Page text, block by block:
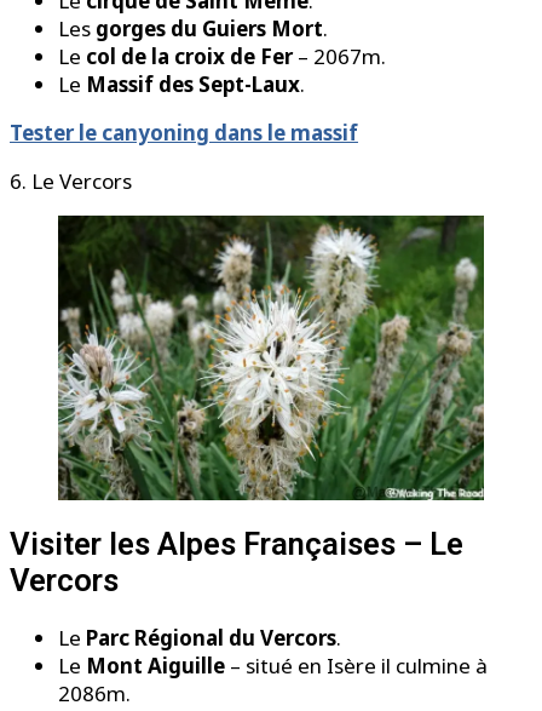
Les gorges du Guiers Mort.
Le col de la croix de Fer– 2067m.
Le Massif des Sept-Laux.
Tester le canyoning dans le massif
6. Le Vercors
Visiter les Alpes Françaises – Le
Vercors
Le Parc Régional du Vercors.
Le Mont Aiguille – situé en Isère il culmine à
2086m.